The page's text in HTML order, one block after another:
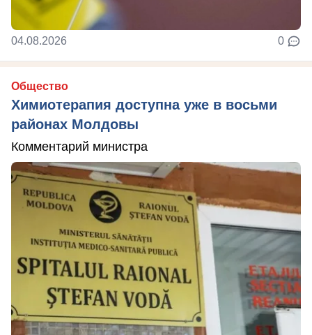
04.08.2026 0
Общество
Химиотерапия доступна уже в восьми
районах Молдовы
Комментарий министра